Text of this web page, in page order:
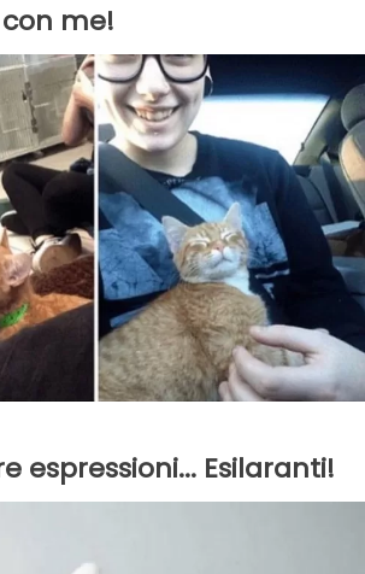
me!
espressioni... Esilaranti!